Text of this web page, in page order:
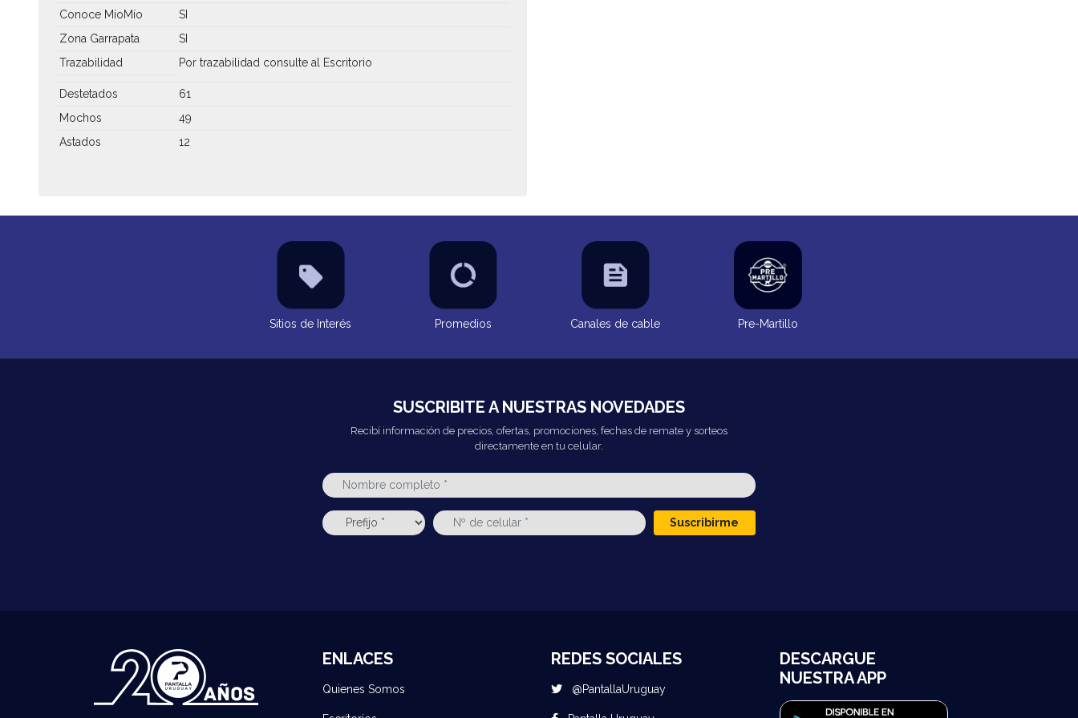
Conoce MíoMío
SI
Zona Garrapata
SI
Trazabilidad
Por trazabilidad consulte al Escritorio
Destetados
61
Mochos
49
Astados
12
Sitios de Interés Promedios Canales de cable Pre-Martillo
SUSCRIBITE A NUESTRAS NOVEDADES
Recibí información de precios, ofertas, promociones, fechas de remate y sorteos
directamente en tu celular.
Suscribirme
ENLACES
Quienes Somos
REDES SOCIALES
@PantallaUruguay
DESCARGUE
NUESTRA APP